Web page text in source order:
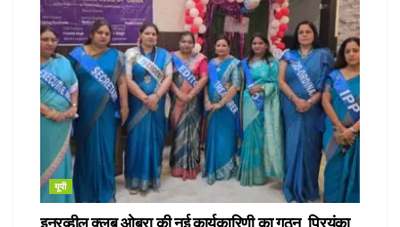
यूपी